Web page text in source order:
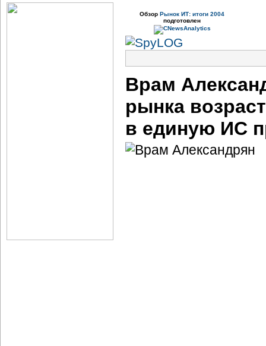
Обзор Рынок ИТ: итоги 2004
подготовлен
Врам
рынка
в единую ИС